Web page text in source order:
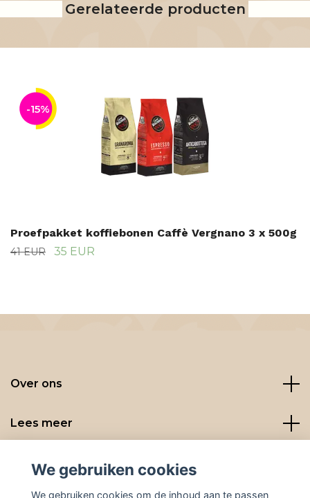
Gerelateerde producten
-15%
Proefpakket koffiebonen Caffè Vergnano 3 x 500g
41 EUR 35 EUR
Over ons
Lees meer
Social media
We gebruiken cookies
We gebruiken cookies om de inhoud aan te passen